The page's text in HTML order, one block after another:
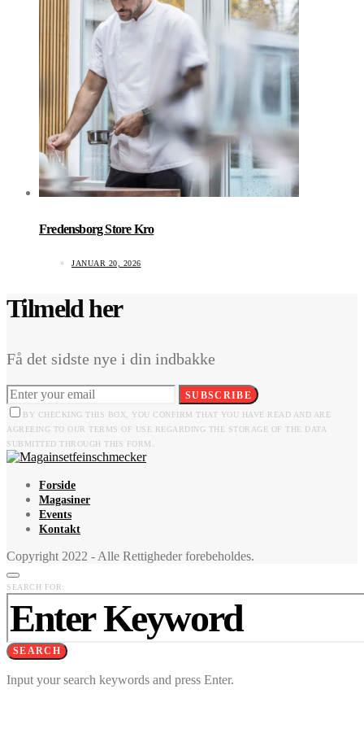
Fredensborg Store Kro
JANUAR 20, 2026
Tilmeld her
Få det sidste nye i din indbakke
SUBSCRIBE
BY CHECKING THIS BOX, YOU CONFIRM THAT YOU HAVE READ AND ARE
AGREEING TO OUR TERMS OF USE REGARDING THE STORAGE OF THE DATA
SUBMITTED THROUGH THIS FORM.
Forside
Magasiner
Events
Kontakt
Copyright 2022 - Alle Rettigheder forebeholdes.
SEARCH FOR:
SEARCH
Input your search keywords and press Enter.